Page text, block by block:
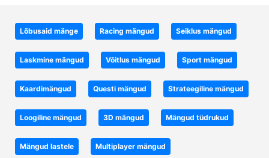
Lõbusaid mänge Racing mängud Seiklus mängud
Laskmine mängud Võitlus mängud Sport mängud
Kaardimängud Questi mängud Strateegiline mängud
Loogiline mängud 3D mängud Mängud tüdrukud
Mängud lastele Multiplayer mängud